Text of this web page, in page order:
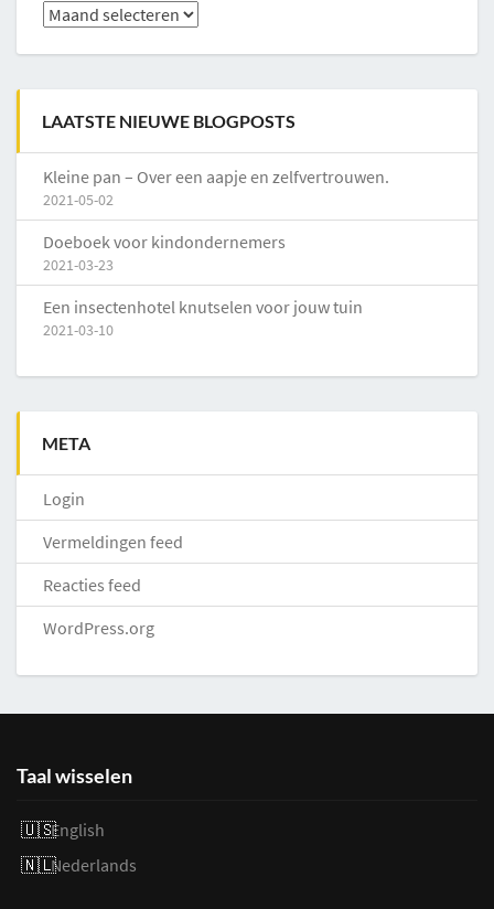
Archieven
LAATSTE NIEUWE BLOGPOSTS
Kleine pan – Over een aapje en zelfvertrouwen.
2021-05-02
Doeboek voor kindondernemers
2021-03-23
Een insectenhotel knutselen voor jouw tuin
2021-03-10
META
Login
Vermeldingen feed
Reacties feed
WordPress.org
Taal wisselen
English
Nederlands